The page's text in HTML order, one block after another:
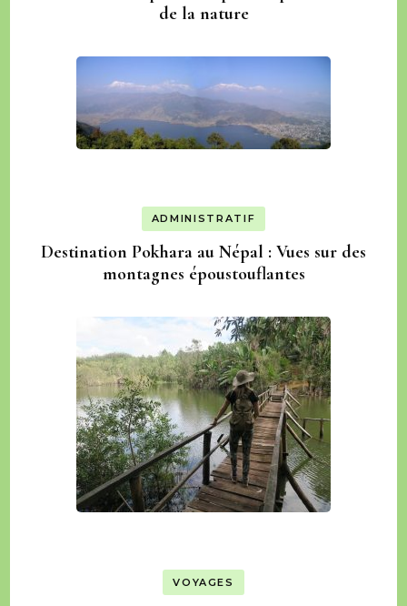
de la nature
ADMINISTRATIF
Destination Pokhara au Népal : Vues sur des
montagnes époustouflantes
VOYAGES